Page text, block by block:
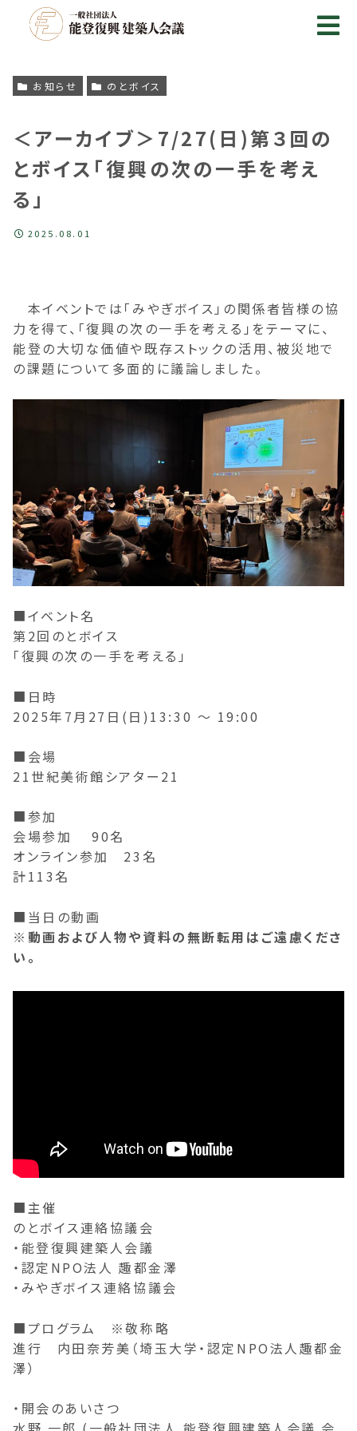
＜アーカイブ＞7/27(日)第３回の
とボイス「復興の次の一手を考え
る」
2025.08.01
お知らせ のとボイス
本イベントでは「みやぎボイス」の関係者皆様の協
力を得て、「復興の次の一手を考える」をテーマに、
能登の大切な価値や既存ストックの活用、被災地で
の課題について多面的に議論しました。
■イベント名
第2回のとボイス
「復興の次の一手を考える」
■日時
2025年7月27日(日)13:30 ～ 19:00
■会場
21世紀美術館シアター21
■参加
会場参加 90名
オンライン参加 23名
計113名
■当日の動画
※動画および人物や資料の無断転用はご遠慮くださ
い。
■主催
のとボイス連絡協議会
・能登復興建築人会議
・認定NPO法人 趣都金澤
・みやぎボイス連絡協議会
■プログラム ※敬称略
進行 内田奈芳美（埼玉大学・認定NPO法人趣都金
澤）
・開会のあいさつ